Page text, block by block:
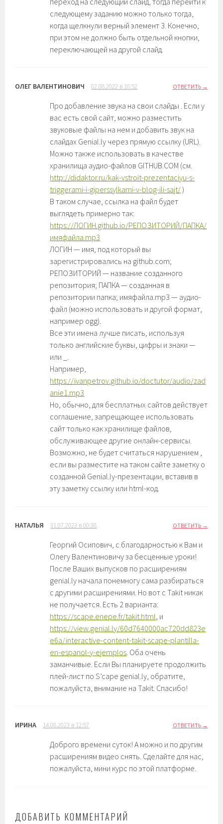
следующему заданию можно только тогда,
когда щелкнули верный элемент 3. Конечно,
при этом не должно быть отдельной кнопки,
переключающей на другой слайд.
ОЛЕГ ВАЛЕНТИНОВИЧ 02.08.2022 в 10:52 ОТВЕТИТЬ
Про добавление звука на свои слайды . Если у
вас есть свой сайт, можно разместить
звуковые файлы на нем и добавить звук на
слайдах Genial.ly через прямую ссылку (URL).
Можно также использовать в качестве
хранилища аудио-файлов GITHUB.COM (см.
http://didaktor.ru/kak-vstroit-prezentaciyu-s-
triggerami-i-giperssylkami-v-blog-ili-sajt/)
В таком случае, ссылка на файл будет
выглядеть примерно так:
https://ЛОГИН.github.io/РЕПОЗИТОРИЙ/ПАПКА/
имяфайла.mp3
ЛОГИН — имя, под который вы
зарегистрировались на github.com;
РЕПОЗИТОРИЙ — название созданного
репозитория; ПАПКА — созданная в
репозитории папка; имяфайла.mp3 — аудио-
файл (можно использовать и другой формат,
например ogg).
Все эти имена лучше писать, используя
только английские буквы, цифры и знаки —
или _.
Например,
https://ivanpetrov.github.io/doctutor/audio/zad
anie1.mp3
Но, обычно, для бесплатных сайтов действует
соглашение, запрещающее использовать
сайт только как хранилище файлов,
обслуживающее другие онлайн-сервисы.
Возможно, не будет считаться нарушением ,
если вы разместите на таком сайте заметку о
созданной Genial.ly-презентации, вставив в
эту заметку ссылку или html-код.
НАТАЛЬЯ 31.07.2023 в 00:38 ОТВЕТИТЬ
Георгий Осипович, с благодарностью к Вам и
Олегу Валентиновичу за бесценные уроки!
После Ваших выпусков по расширениям
genial.ly начала понемногу сама разбираться
с другими расширениями. Но вот с Takit никак
не получается. Есть 2 варианта:
https://scape.enepe.fr/takit.html, и
https://view.genial.ly/60d7640000ac720dd823e
e6a/interactive-content-takit-scape-plantilla-
en-espanol-y-ejemplos. Оба очень
заманчивые. Если Вы планируете продолжить
плей-лист по S’cape genial.ly, обратите,
пожалуйста, внимание на Takit. Спасибо!
ИРИНА 14.08.2023 в 12:57 ОТВЕТИТЬ
Доброго времени суток! А можно и по другим
расширениям видео снять. Сделайте для нас,
пожалуйста, мини курс по этой платформе.
ДОБАВИТЬ КОММЕНТАРИЙ